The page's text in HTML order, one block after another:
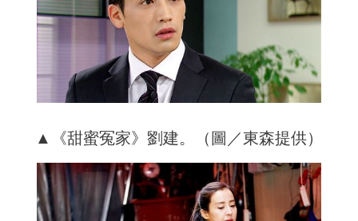
▲《甜蜜冤家》劉建。（圖／東森提供）